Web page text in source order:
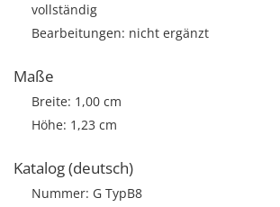
vollständig
Bearbeitungen: nicht ergänzt
Maße
Breite: 1,00 cm
Höhe: 1,23 cm
Katalog (deutsch)
Nummer: G TypB8